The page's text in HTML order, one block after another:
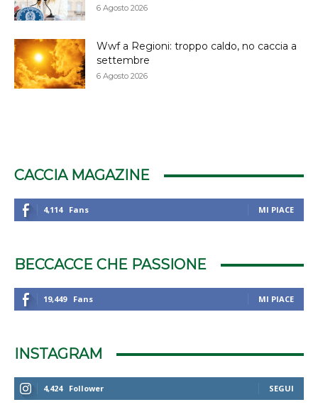
6 Agosto 2026
Wwf a Regioni: troppo caldo, no caccia a
settembre
6 Agosto 2026
CACCIA MAGAZINE
4,114 Fans MI PIACE
BECCACCE CHE PASSIONE
19,449 Fans MI PIACE
INSTAGRAM
4,424 Follower SEGUI